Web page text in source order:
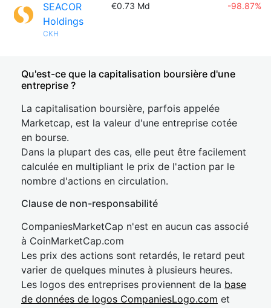
SEACOR
Holdings
CKH
€0.73 Md -98.87%
Qu'est-ce que la capitalisation boursière d'une
entreprise ?
La capitalisation boursière, parfois appelée
Marketcap, est la valeur d'une entreprise cotée
en bourse.
Dans la plupart des cas, elle peut être facilement
calculée en multipliant le prix de l'action par le
nombre d'actions en circulation.
Clause de non-responsabilité
CompaniesMarketCap n'est en aucun cas associé
à CoinMarketCap.com
Les prix des actions sont retardés, le retard peut
varier de quelques minutes à plusieurs heures.
Les logos des entreprises proviennent de la base
de données de logos CompaniesLogo.com et